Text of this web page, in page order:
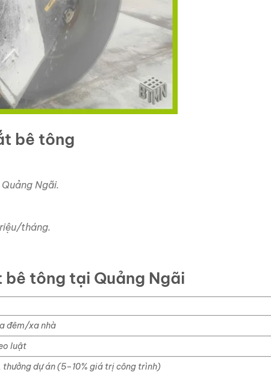
bê tông
Ngãi.
tháng.
tông tại Quảng Ngãi
đêm/xa nhà
luật
thưởng dự án (5–10% giá trị công trình)